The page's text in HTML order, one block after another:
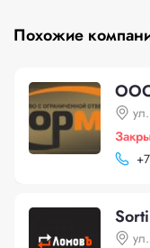
Похожие
+